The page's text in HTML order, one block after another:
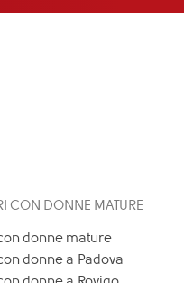
CON DONNE MATURE
donne mature
donne a Padova